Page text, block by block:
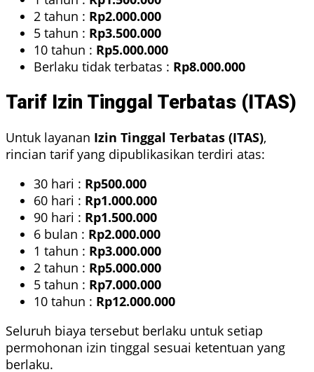
2 tahun : Rp2.000.000
5 tahun : Rp3.500.000
10 tahun : Rp5.000.000
Berlaku tidak terbatas : Rp8.000.000
Tarif Izin Tinggal Terbatas (ITAS)
Untuk layanan Izin Tinggal Terbatas (ITAS),
rincian tarif yang dipublikasikan terdiri atas:
30 hari : Rp500.000
60 hari : Rp1.000.000
90 hari : Rp1.500.000
6 bulan : Rp2.000.000
1 tahun : Rp3.000.000
2 tahun : Rp5.000.000
5 tahun : Rp7.000.000
10 tahun : Rp12.000.000
Seluruh biaya tersebut berlaku untuk setiap
permohonan izin tinggal sesuai ketentuan yang
berlaku.